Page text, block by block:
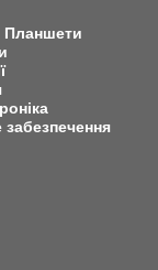
Планшети
забезпечення